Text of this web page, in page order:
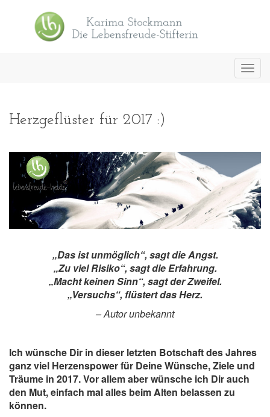
Herzgeflüster für 2017 :)
„Das ist unmöglich“, sagt die Angst.
„Zu viel Risiko“, sagt die Erfahrung.
„Macht keinen Sinn“, sagt der Zweifel.
„Versuchs“, flüstert das Herz.
– Autor unbekannt
Ich wünsche Dir in dieser letzten Botschaft des Jahres
ganz viel Herzenspower für Deine Wünsche, Ziele und
Träume in 2017. Vor allem aber wünsche ich Dir auch
den Mut, einfach mal alles beim Alten belassen zu
können.